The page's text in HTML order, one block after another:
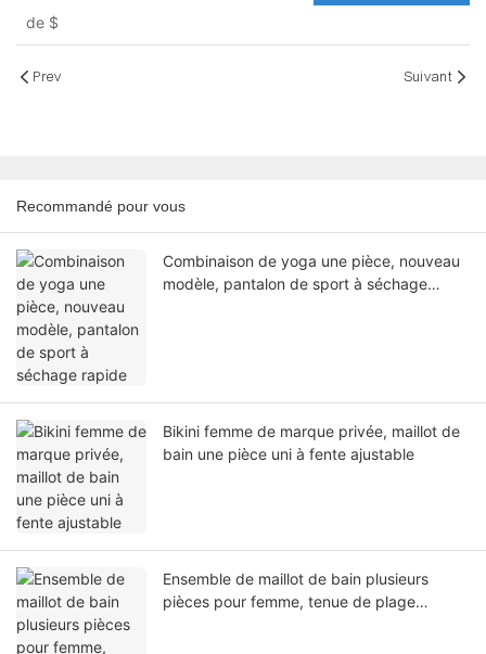
pièces imprimé XCYX-0124
de $
Prev Suivant
Recommandé pour vous
Combinaison de yoga une pièce, nouveau
modèle, pantalon de sport à séchage
Bikini femme de marque privée, maillot de
bain une pièce uni à fente ajustable
Ensemble de maillot de bain plusieurs
pièces pour femme, tenue de plage